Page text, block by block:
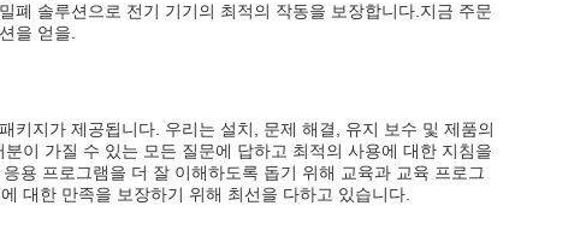
폐 솔루션으로 전기 기기의 최적의 작동을 보장합니다.지금 주문
을 얻을.
키지가 제공됩니다. 우리는 설치, 문제 해결, 유지 보수 및 제품의
이 가질 수 있는 모든 질문에 답하고 최적의 사용에 대한 지침을
용 프로그램을 더 잘 이해하도록 돕기 위해 교육과 교육 프로그
대한 만족을 보장하기 위해 최선을 다하고 있습니다.